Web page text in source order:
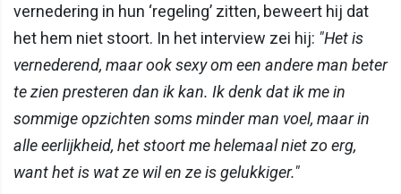
vernedering in hun ‘regeling’ zitten, beweert hij dat
het hem niet stoort. In het interview zei hij: "Het is
vernederend, maar ook sexy om een andere man beter
te zien presteren dan ik kan. Ik denk dat ik me in
sommige opzichten soms minder man voel, maar in
alle eerlijkheid, het stoort me helemaal niet zo erg,
want het is wat ze wil en ze is gelukkiger."